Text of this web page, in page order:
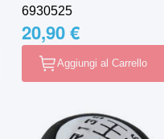
6930525
20,90 €
Aggiungi al Carrello